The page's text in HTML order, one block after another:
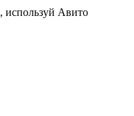
, используй Авито